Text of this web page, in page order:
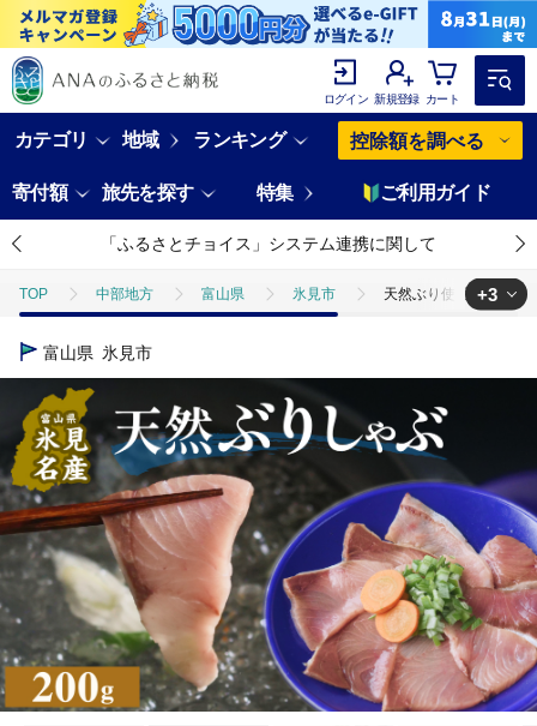
ログイン 新規登録 カート
カテゴリ 地域 ランキング 控除額を調べる
寄付額 旅先を探す 特集 ご利用ガイド
「ふるさとチョイス」システム連携に関して
TOP 中部地方 富山県 氷見市 天然ぶり使用鰤しゃぶ
TOP
TOP 日用品・雑貨 天然ぶり使用鰤しゃぶ２００g 富山県 氷見市
+3
富山県 氷見市